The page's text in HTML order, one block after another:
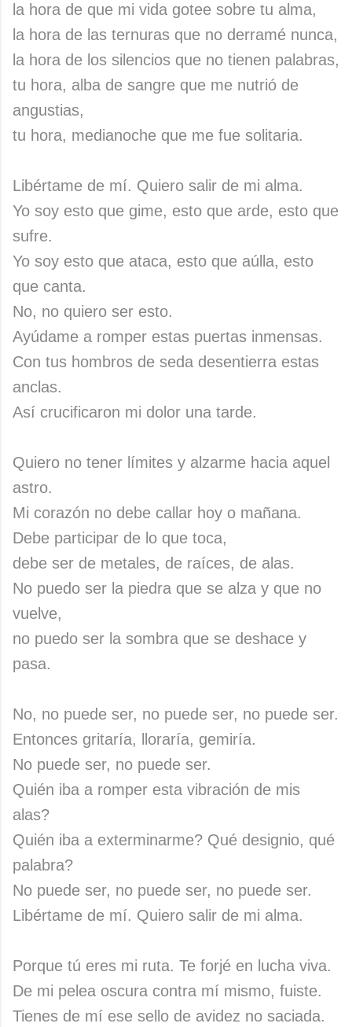
la hora de que mi vida gotee sobre tu alma,
la hora de las ternuras que no derramé nunca,
la hora de los silencios que no tienen palabras,
tu hora, alba de sangre que me nutrió de
angustias,
tu hora, medianoche que me fue solitaria.
Libértame de mí. Quiero salir de mi alma.
Yo soy esto que gime, esto que arde, esto que
sufre.
Yo soy esto que ataca, esto que aúlla, esto
que canta.
No, no quiero ser esto.
Ayúdame a romper estas puertas inmensas.
Con tus hombros de seda desentierra estas
anclas.
Así crucificaron mi dolor una tarde.
Quiero no tener límites y alzarme hacia aquel
astro.
Mi corazón no debe callar hoy o mañana.
Debe participar de lo que toca,
debe ser de metales, de raíces, de alas.
No puedo ser la piedra que se alza y que no
vuelve,
no puedo ser la sombra que se deshace y
pasa.
No, no puede ser, no puede ser, no puede ser.
Entonces gritaría, lloraría, gemiría.
No puede ser, no puede ser.
Quién iba a romper esta vibración de mis
alas?
Quién iba a exterminarme? Qué designio, qué
palabra?
No puede ser, no puede ser, no puede ser.
Libértame de mí. Quiero salir de mi alma.
Porque tú eres mi ruta. Te forjé en lucha viva.
De mi pelea oscura contra mí mismo, fuiste.
Tienes de mí ese sello de avidez no saciada.